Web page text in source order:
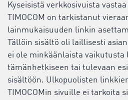
Kyseisistä verkkosivuista
TIMOCOM on tarkistanut
lainmukaisuuden linkin
Tällöin sisältö oli laillisesti
ei ole minkäänlaista vaikutusta
tämänhetkiseen tai tulevaan
sisältöön. Ulkopuolisten
TIMOCOMin sivuille ei tarkoita